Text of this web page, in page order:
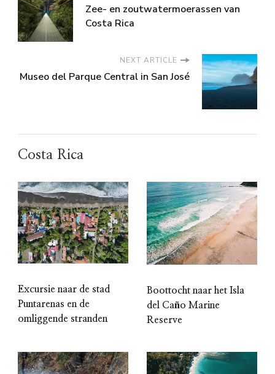
Zee- en zoutwatermoerassen van
Costa Rica
NEXT ARTICLE
Museo del Parque Central in San José
Costa Rica
Excursie naar de stad
Puntarenas en de
omliggende stranden
Boottocht naar het Isla
del Caño Marine
Reserve